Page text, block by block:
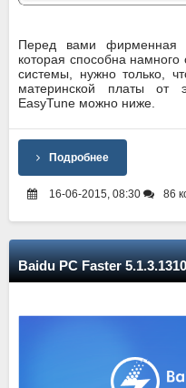
Перед вами фирменная
которая способна намного
системы, нужно только,
материнской платы от
EasyTune можно ниже.
Подробнее
16-06-2015, 08:30 86
Baidu PC Faster